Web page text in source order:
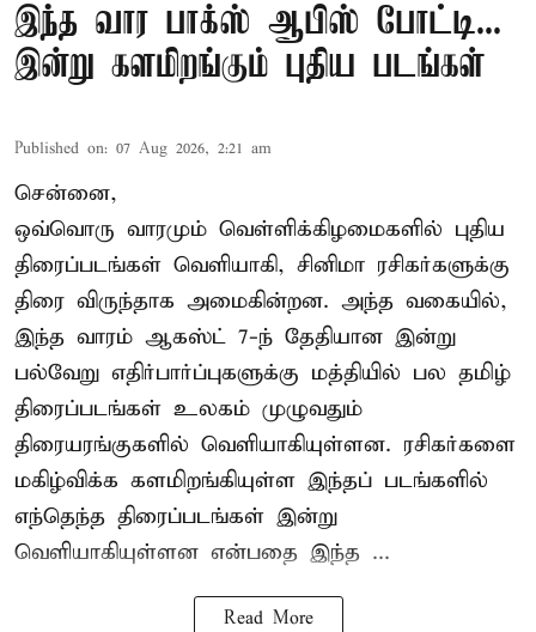
இந்த வார பாக்ஸ் ஆபிஸ் போட்டி...
இன்று களமிறங்கும் புதிய படங்கள்
Published on: 07 Aug 2026, 2:21 am
சென்னை,
ஒவ்வொரு வாரமும் வெள்ளிக்கிழமைகளில் புதிய
திரைப்படங்கள் வெளியாகி, சினிமா ரசிகர்களுக்கு
திரை விருந்தாக அமைகின்றன. அந்த வகையில்,
இந்த வாரம் ஆகஸ்ட் 7-ந் தேதியான இன்று
பல்வேறு எதிர்பார்ப்புகளுக்கு மத்தியில் பல தமிழ்
திரைப்படங்கள் உலகம் முழுவதும்
திரையரங்குகளில் வெளியாகியுள்ளன. ரசிகர்களை
மகிழ்விக்க களமிறங்கியுள்ள இந்தப் படங்களில்
எந்தெந்த திரைப்படங்கள் இன்று
வெளியாகியுள்ளன என்பதை இந்த ...
Read More